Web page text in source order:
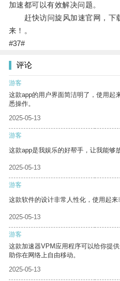
加速都可以有效解决问题。
赶快访问旋风加速官网，下
来！。
#37#
评论
游客
这款app的用户界面简洁明了，使用起
悉操作。
2025-05-13
游客
这款app是我娱乐的好帮手，让我能够
2025-05-13
游客
这款软件的设计非常人性化，使用起来
2025-05-13
游客
这款加速器VPM应用程序可以给你提
助你在网络上自由移动。
2025-05-13